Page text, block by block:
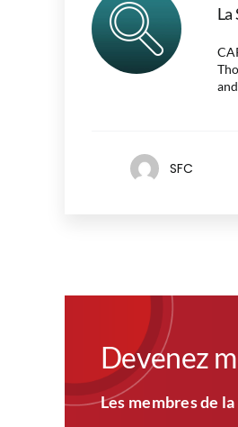
La
SFC
Devenez
Les membres de